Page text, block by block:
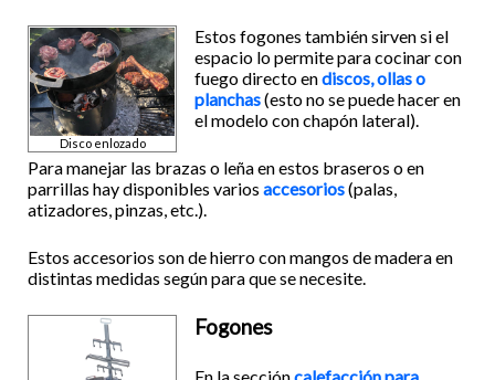
Disco enlozado
Estos fogones también sirven si el
espacio lo permite para cocinar con
fuego directo endiscos, ollas o
planchas(esto no se puede hacer en
el modelo con chapón lateral).
Para manejar las brazas o leña en estos braseros o en
parrillas hay disponibles varios accesorios(palas,
atizadores, pinzas, etc.).
Estos accesorios son de hierro con mangos de madera en
distintas medidas según para que se necesite.
Fogones
En la seccióncalefacción para